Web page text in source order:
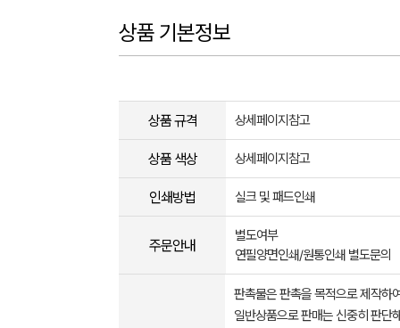
상품 기본정보
상품 규격 상세페이지참고
상품 색상 상세페이지참고
인쇄방법 실크 및 패드인쇄
주문안내
별도여부
연필양면인쇄/원통인쇄 별도문의
판촉물은 판촉을 목적으로 제작하
일반상품으로 판매는 신중히 판단